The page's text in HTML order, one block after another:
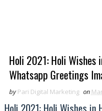
Holi 2021: Holi Wishes
Whatsapp Greetings
by Pari Digital Marketing on
Holi 2021: Holi Wishes in